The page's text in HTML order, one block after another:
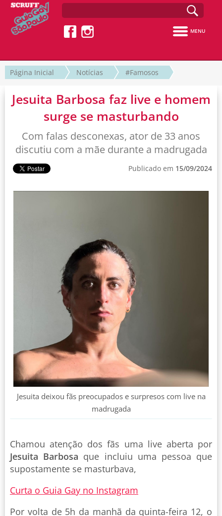
MENU
Página Inicial Notícias #Famosos
Jesuita Barbosa faz live e homem
surge se masturbando
Com falas desconexas, ator de 33 anos
discutiu com a mãe durante a madrugada
Publicado em 15/09/2024
Jesuita deixou fãs preocupados e surpresos com live na
madrugada
Chamou atenção dos fãs uma live aberta por
Jesuita Barbosa que incluiu uma pessoa que
supostamente se masturbava,
Curta o Guia Gay no Instagram
Por volta de 5h da manhã da quinta-feira 12, o